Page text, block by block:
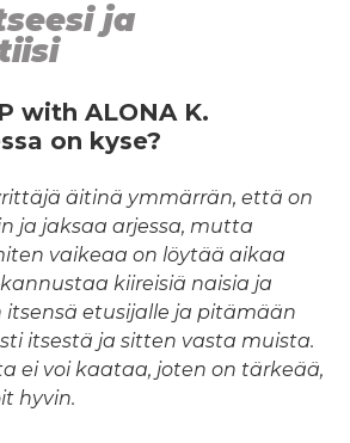
ja
with ALONA K.
on kyse?
äitinä ymmärrän, että on
ja jaksaa arjessa, mutta
vaikeaa on löytää aikaa
kiireisiä naisia ja
etusijalle ja pitämään
itsestä ja sitten vasta muista.
ei voi kaataa, joten on tärkeää,
hyvin.